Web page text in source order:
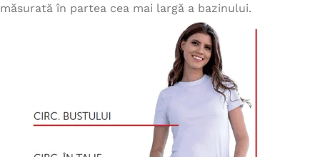
măsurată în partea cea mai largă a bazinului.